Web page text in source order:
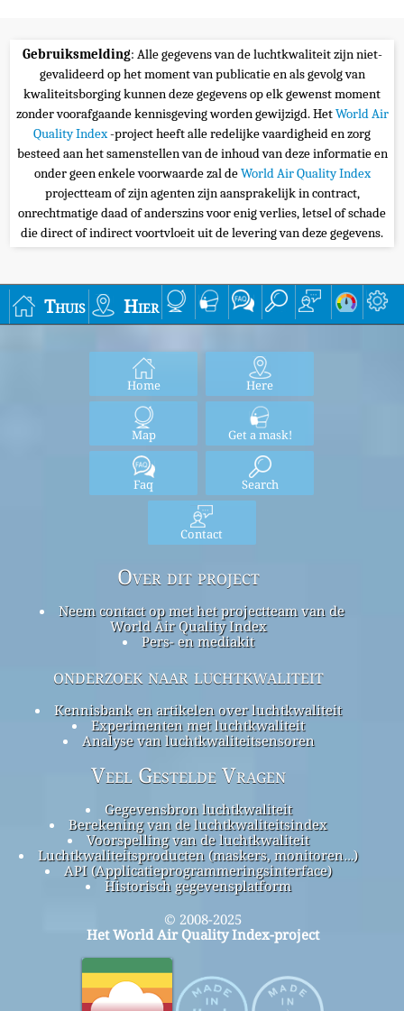
Gebruiksmelding: Alle gegevens van de luchtkwaliteit zijn niet-
gevalideerd op het moment van publicatie en als gevolg van
kwaliteitsborging kunnen deze gegevens op elk gewenst moment
zonder voorafgaande kennisgeving worden gewijzigd. HetWorld Air
Quality Index-project heeft alle redelijke vaardigheid en zorg
besteed aan het samenstellen van de inhoud van deze informatie en
onder geen enkele voorwaarde zal deWorld Air Quality Index
projectteam of zijn agenten zijn aansprakelijk in contract,
onrechtmatige daad of anderszins voor enig verlies, letsel of schade
die direct of indirect voortvloeit uit de levering van deze gegevens.
Thuis Hier
Home Here
Map Get a mask!
Faq Search
Contact
Over dit project
Neem contact op met het projectteam van de
World Air Quality Index
Pers- en mediakit
onderzoek naar luchtkwaliteit
Kennisbank en artikelen over luchtkwaliteit
Experimenten met luchtkwaliteit
Analyse van luchtkwaliteitsensoren
Veel Gestelde Vragen
Gegevensbron luchtkwaliteit
Berekening van de luchtkwaliteitsindex
Voorspelling van de luchtkwaliteit
Luchtkwaliteitsproducten (maskers, monitoren…)
API (Applicatieprogrammeringsinterface)
Historisch gegevensplatform
© 2008-2025
Het World Air Quality Index-project